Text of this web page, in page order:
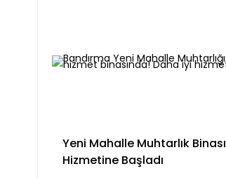
Yeni Mahalle Muhtarlık Binası
Hizmetine Başladı